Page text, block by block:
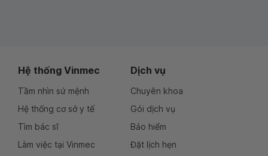
Hệ thống Vinmec
Tầm nhìn sứ mệnh
Hệ thống cơ sở y tế
Tìm bác sĩ
Làm việc tại Vinmec
Dịch vụ
Chuyên khoa
Gói dịch vụ
Bảo hiểm
Đặt lịch hẹn